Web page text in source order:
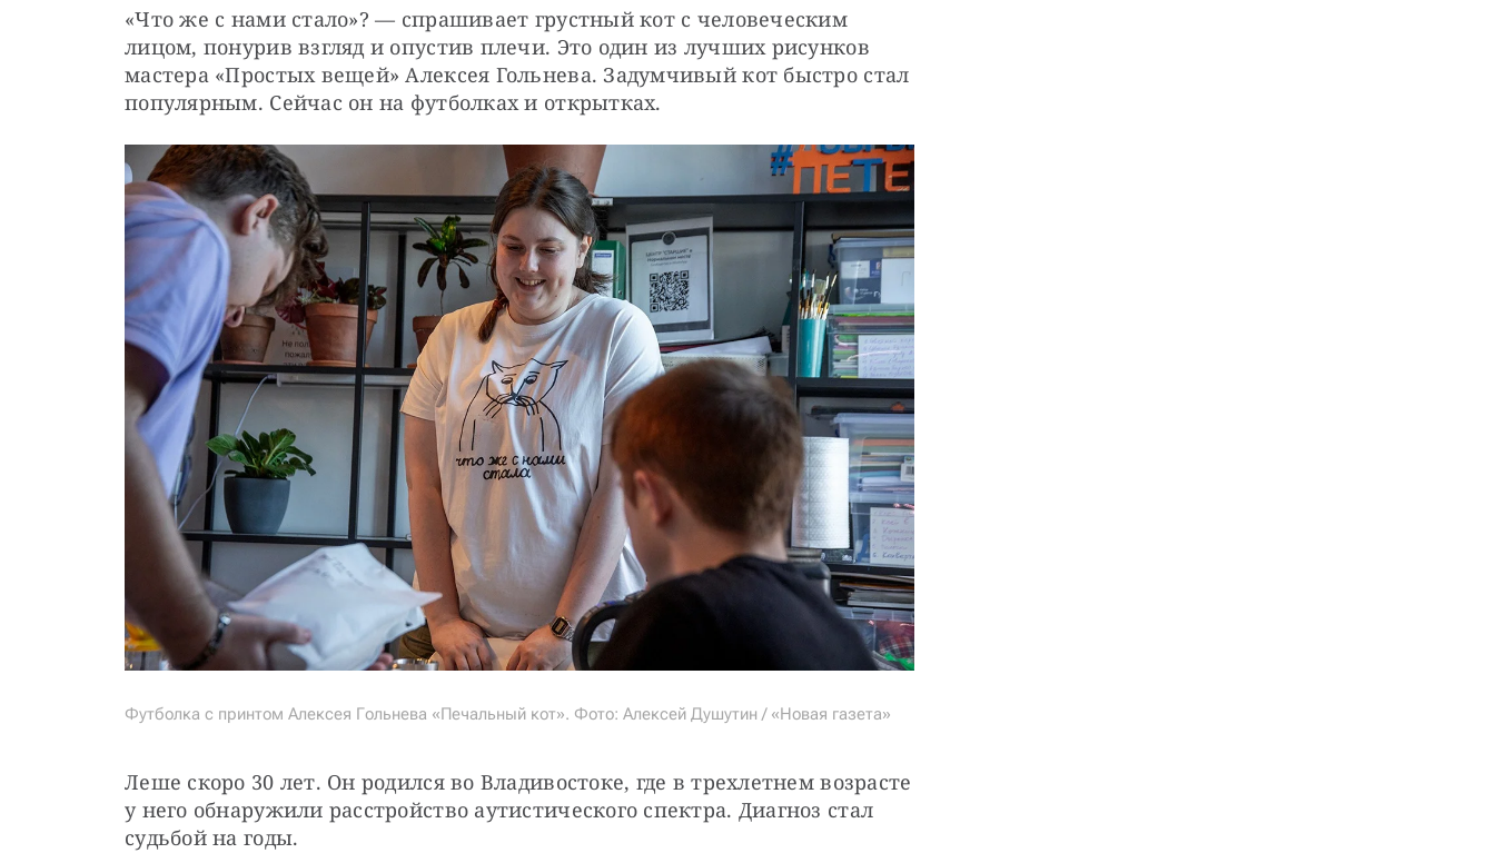
«Что же с нами стало»? — спрашивает грустный кот с человеческим
лицом, понурив взгляд и опустив плечи. Это один из лучших рисунков
мастера «Простых вещей» Алексея Гольнева. Задумчивый кот быстро стал
популярным. Сейчас он на футболках и открытках.
Футболка с принтом Алексея Гольнева «Печальный кот». Фото: Алексей Душутин / «Новая газета»
Леше скоро 30 лет. Он родился во Владивостоке, где в трехлетнем возрасте
у него обнаружили расстройство аутистического спектра. Диагноз стал
судьбой на годы.